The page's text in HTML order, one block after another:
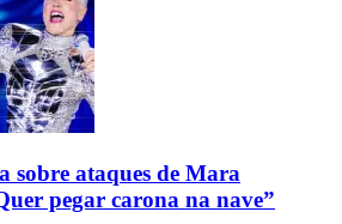
sobre ataques de Mara
pegar carona na nave”